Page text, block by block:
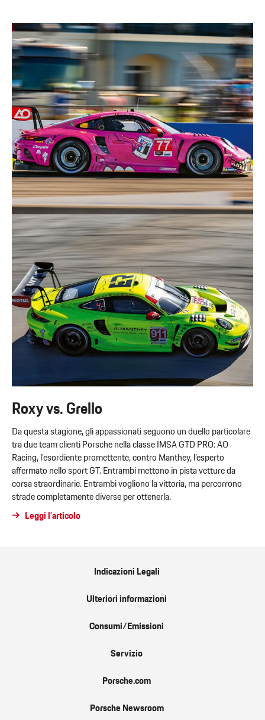
Roxy vs. Grello
Da questa stagione, gli appassionati seguono un duello particolare
tra due team clienti Porsche nella classe IMSA GTD PRO: AO
Racing, l’esordiente promettente, contro Manthey, l’esperto
affermato nello sport GT. Entrambi mettono in pista vetture da
corsa straordinarie. Entrambi vogliono la vittoria, ma percorrono
strade completamente diverse per ottenerla.
Leggi l’articolo
Indicazioni Legali
Ulteriori informazioni
Consumi/Emissioni
Servizio
Porsche.com
Porsche Newsroom